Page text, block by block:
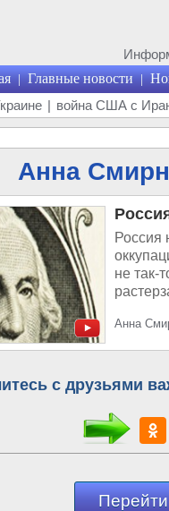
| Главные новости |
| война США с
Анна
Россия
не так-
Анна
с друзьями